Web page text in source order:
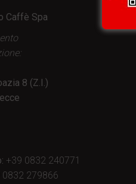
Caffè Spa
8 (Z.I.)
+39 0832 240771
0832 279866